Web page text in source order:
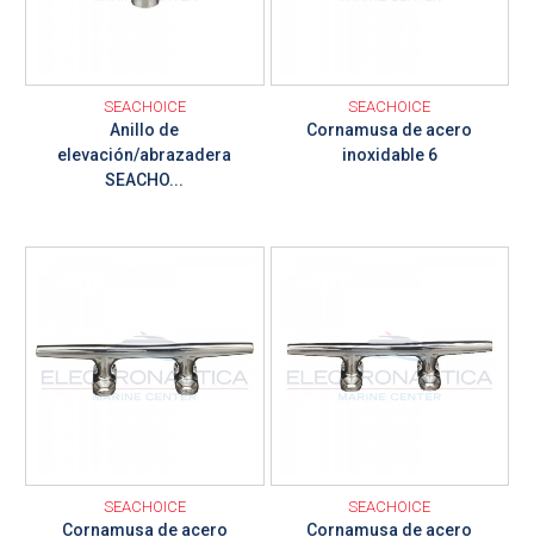
SEACHOICE
Anillo de
elevación/abrazadera
SEACHO...
SEACHOICE
Cornamusa de acero
inoxidable 6
SEACHOICE
Cornamusa de acero
SEACHOICE
Cornamusa de acero